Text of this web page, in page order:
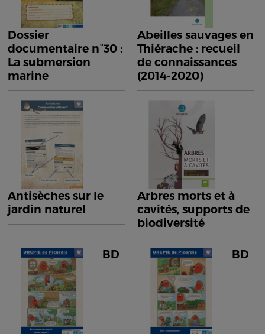
Dossier
documentaire n°30 :
La submersion
marine
Abeilles sauvages en
Thiérache : recueil
de connaissances
(2014-2020)
Antisèches sur le
jardin naturel
Arbres morts et à
cavités, supports de
biodiversité
BD BD